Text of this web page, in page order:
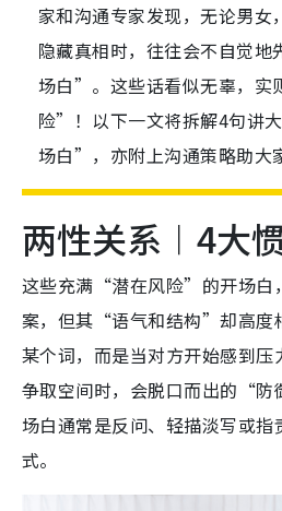
家和沟通专家发现，无论男女
隐藏真相时，往往会不自觉
场白”。这些话看似无辜，实
险”！以下一文将拆解4句讲
场白”，亦附上沟通策略助大
两性关系︱4大
这些充满“潜在风险”的开场白
案，但其“语气和结构”却高度
某个词，而是当对方开始感到
争取空间时，会脱口而出的“
场白通常是反问、轻描淡写或
式。